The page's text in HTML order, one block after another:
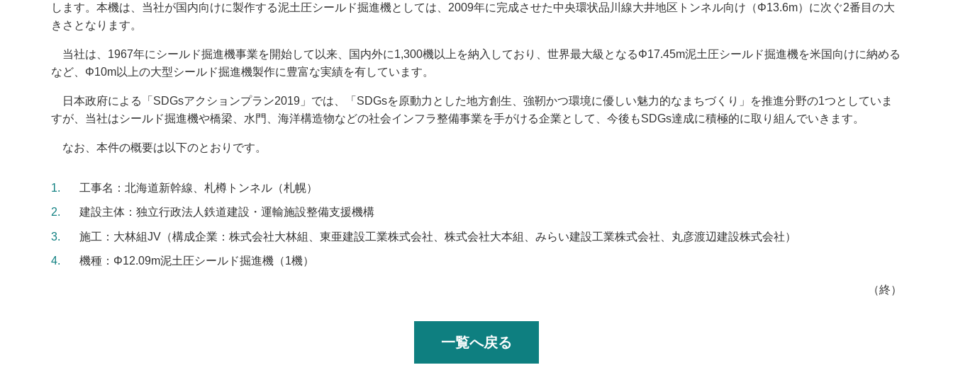
します。本機は、当社が国内向けに製作する泥土圧シールド掘進機としては、2009年に完成させた中央環状品川線大井地区トンネル向け（Φ13.6m）に次ぐ2番目の大
きさとなります。
当社は、1967年にシールド掘進機事業を開始して以来、国内外に1,300機以上を納入しており、世界最大級となるΦ17.45m泥土圧シールド掘進機を米国向けに納める
など、Φ10m以上の大型シールド掘進機製作に豊富な実績を有しています。
日本政府による「SDGsアクションプラン2019」では、「SDGsを原動力とした地方創生、強靭かつ環境に優しい魅力的なまちづくり」を推進分野の1つとしていま
すが、当社はシールド掘進機や橋梁、水門、海洋構造物などの社会インフラ整備事業を手がける企業として、今後もSDGs達成に積極的に取り組んでいきます。
なお、本件の概要は以下のとおりです。
1 工事名：北海道新幹線、札樽トンネル（札幌）
2 建設主体：独立行政法人鉄道建設・運輸施設整備支援機構
3 施工：大林組JV（構成企業：株式会社大林組、東亜建設工業株式会社、株式会社大本組、みらい建設工業株式会社、丸彦渡辺建設株式会社）
4 機種：Φ12.09m泥土圧シールド掘進機（1機）
（終）
一覧へ戻る